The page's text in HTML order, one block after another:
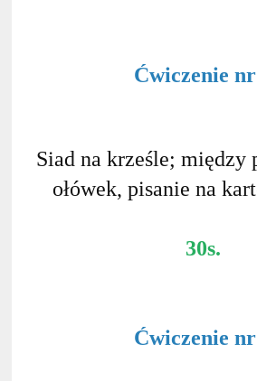
Ćwiczenie
Siad na krześle; między
ołówek, pisanie na
30s.
Ćwiczenie